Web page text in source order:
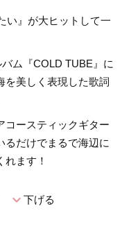
い』が大ヒットして一
ム『COLD TUBE』に
を美しく表現した歌詞
コースティックギター
るだけでまるで海辺に
ます！
expand_more下げる